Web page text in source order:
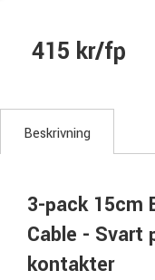
415 kr/fp
Beskrivning
3-pack 15cm
Cable -
kontakter